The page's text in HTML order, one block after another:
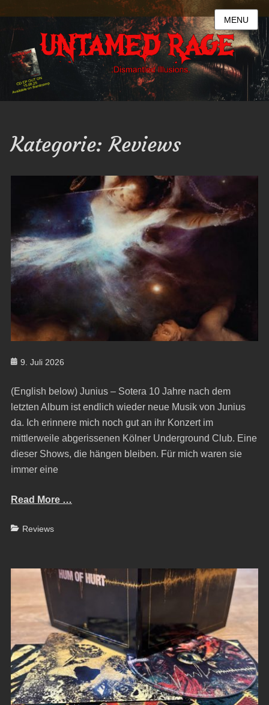
MENU
Kategorie:Reviews
Posted
9. Juli 2026
(English below) Junius – Sotera 10 Jahre nach dem
letzten Album ist endlich wieder neue Musik von Junius
da. Ich erinnere mich noch gut an ihr Konzert im
mittlerweile abgerissenen Kölner Underground Club. Eine
dieser Shows, die hängen bleiben. Für mich waren sie
immer eine
Read More …
Categories
Reviews